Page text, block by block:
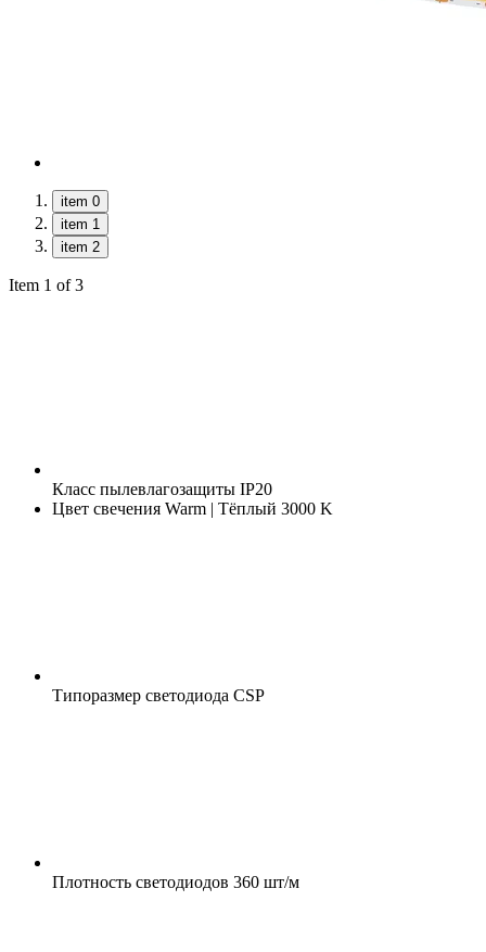
item 0
item 1
item 2
Item 1 of 3
Класс пылевлагозащиты IP20
Цвет свечения Warm | Тёплый 3000 K
Типоразмер светодиода CSP
Плотность светодиодов 360 шт/м